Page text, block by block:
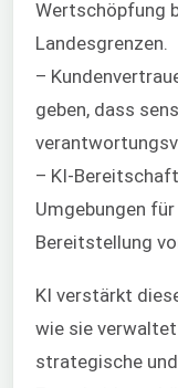
Wertschöpfung
Landesgrenzen.
–
geben, dass
– KI-
Umgebungen
Bereitstellung
KI verstärkt
wie sie
strategische